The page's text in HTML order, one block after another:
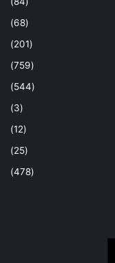
(68)
(201)
(759)
(544)
(3)
(12)
(25)
(478)